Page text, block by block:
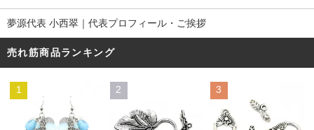
夢源代表 小西翠｜代表プロフィール・ご挨拶
売れ筋商品ランキング
1 2 3